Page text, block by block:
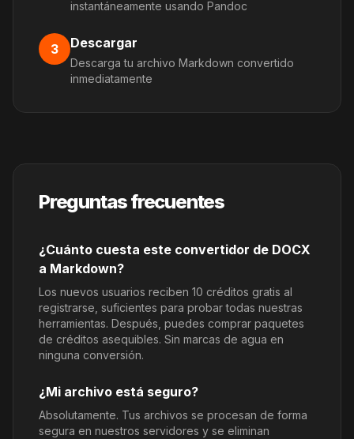
instantáneamente usando Pandoc
3 Descargar
Descarga tu archivo Markdown convertido
inmediatamente
Preguntas frecuentes
¿Cuánto cuesta este convertidor de DOCX
a Markdown?
Los nuevos usuarios reciben 10 créditos gratis al
registrarse, suficientes para probar todas nuestras
herramientas. Después, puedes comprar paquetes
de créditos asequibles. Sin marcas de agua en
ninguna conversión.
¿Mi archivo está seguro?
Absolutamente. Tus archivos se procesan de forma
segura en nuestros servidores y se eliminan